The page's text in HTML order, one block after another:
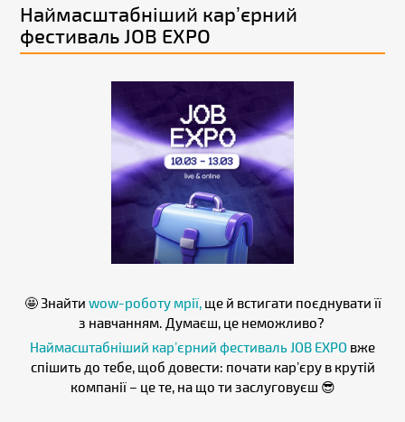
Наймасштабніший карʼєрний
фестиваль JOB EXPO
🤩 Знайти wow-роботу мрії,ще й встигати поєднувати її
з навчанням. Думаєш, це неможливо?
Наймасштабніший карʼєрний фестиваль JOB EXPO вже
спішить до тебе, щоб довести: почати карʼєру в крутій
компанії – це те, на що ти заслуговуєш 😎